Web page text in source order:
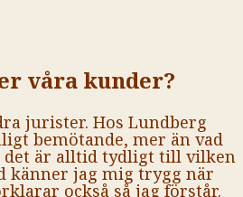
våra kunder?
jurister. Hos Lundberg
bemötande, mer än vad
det är alltid tydligt till vilken
känner jag mig trygg när
också så jag förstår.